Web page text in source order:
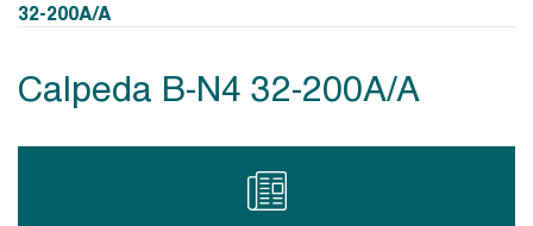
32-200A/A
Calpeda B-N4 32-200A/A